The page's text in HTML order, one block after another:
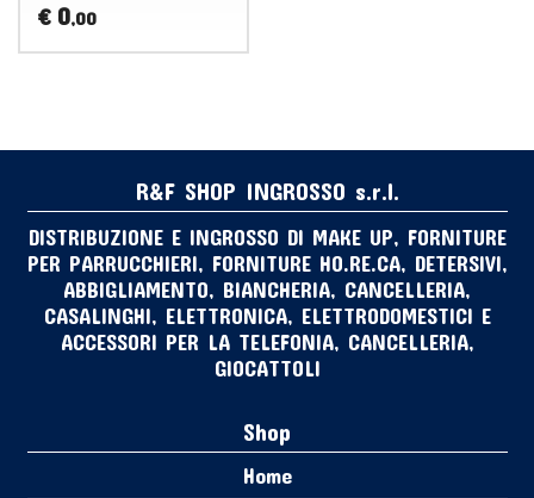
€ 0,00
R&F SHOP INGROSSO s.r.l.
DISTRIBUZIONE E INGROSSO DI MAKE UP, FORNITURE
PER PARRUCCHIERI, FORNITURE HO.RE.CA, DETERSIVI,
ABBIGLIAMENTO, BIANCHERIA, CANCELLERIA,
CASALINGHI, ELETTRONICA, ELETTRODOMESTICI E
ACCESSORI PER LA TELEFONIA, CANCELLERIA,
GIOCATTOLI
Shop
Home